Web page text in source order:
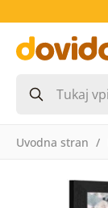
Uvodna stran